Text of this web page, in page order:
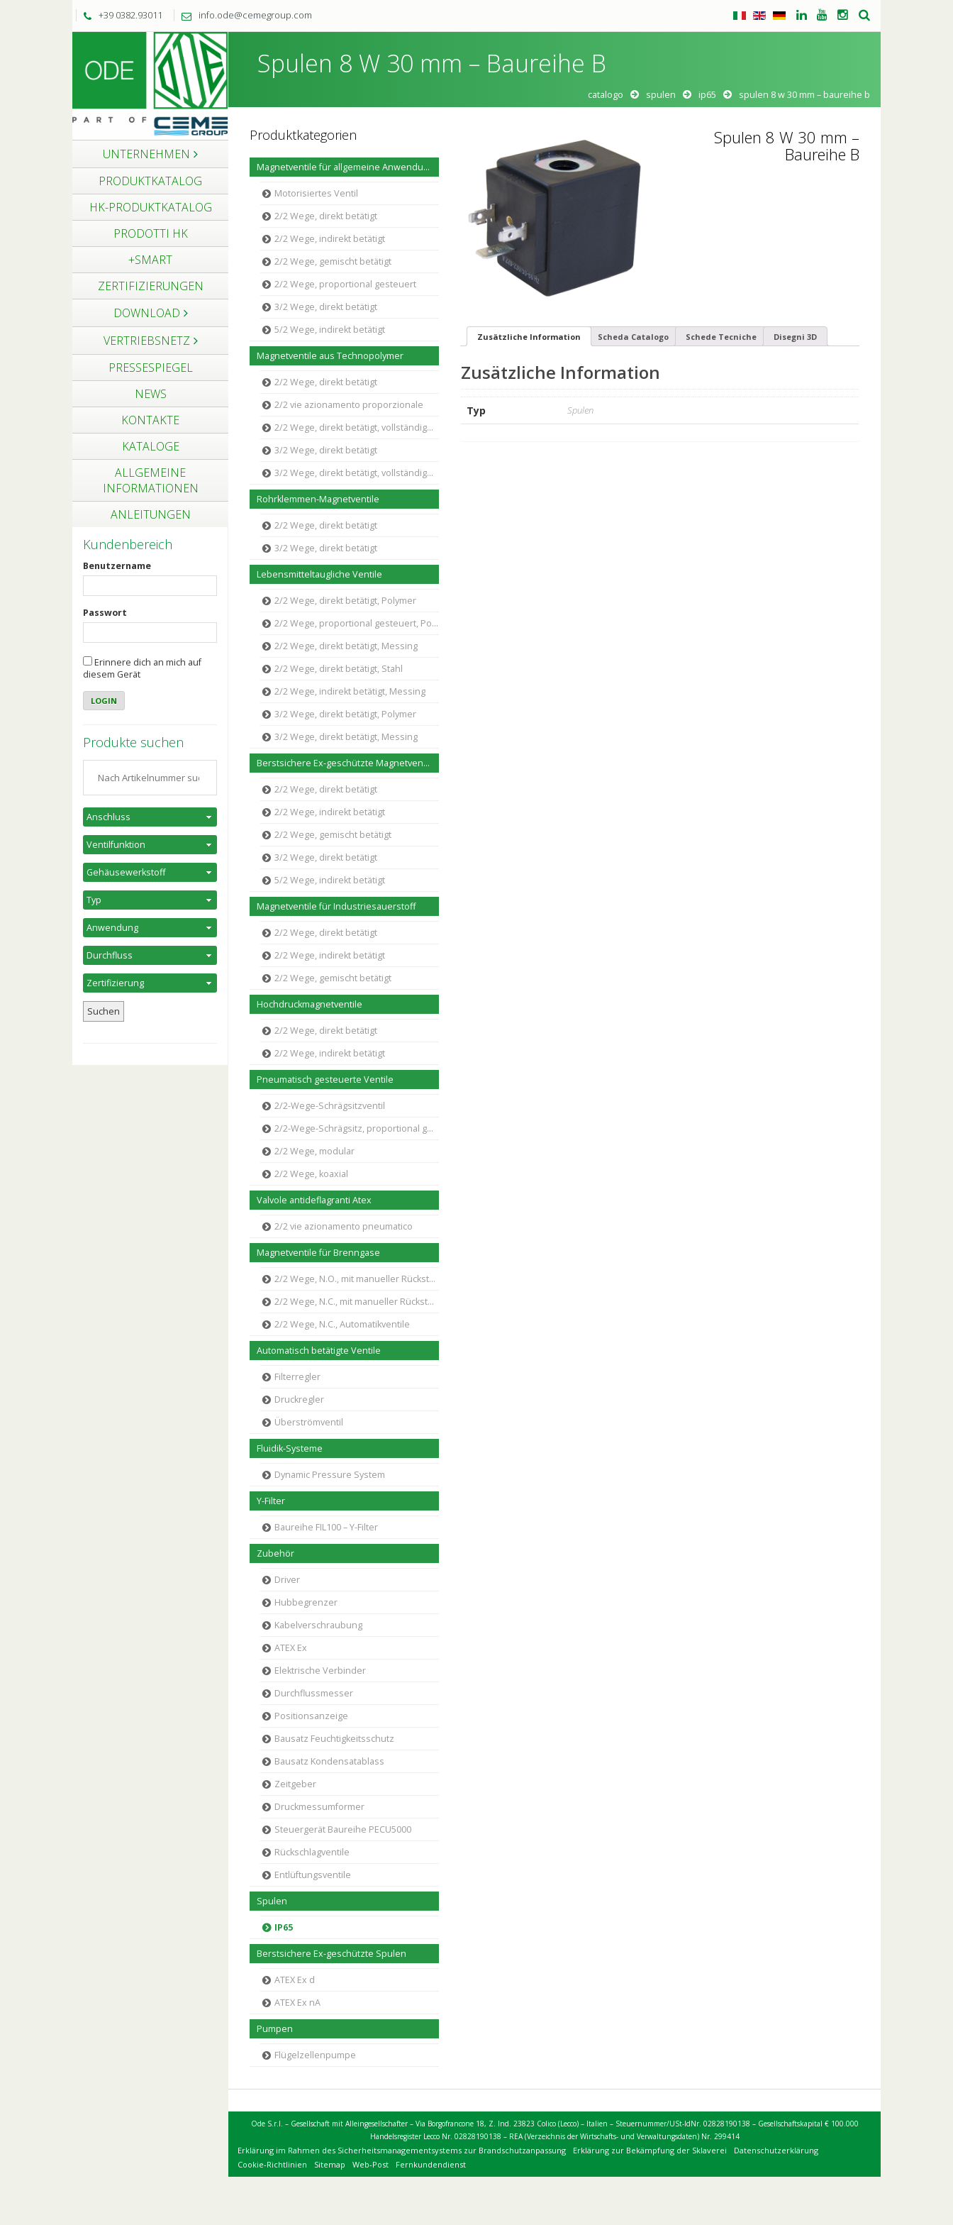
+39 0382.93011 info.ode@cemegroup.com
UNTERNEHMEN
PRODUKTKATALOG
HK-PRODUKTKATALOG
PRODOTTI HK
+SMART
ZERTIFIZIERUNGEN
DOWNLOAD
VERTRIEBSNETZ
PRESSESPIEGEL
NEWS
KONTAKTE
KATALOGE
ALLGEMEINE
INFORMATIONEN
ANLEITUNGEN
Kundenbereich
Benutzername
Passwort
Erinnere dich an mich auf
diesem Gerät
Produkte suchen
Spulen 8 W 30 mm – Baureihe B
catalogo spulen ip65 spulen 8 w 30 mm – baureihe b
Produktkategorien
Magnetventile für allgemeine Anwendungen
Motorisiertes Ventil
2/2 Wege, direkt betätigt
2/2 Wege, indirekt betätigt
2/2 Wege, gemischt betätigt
2/2 Wege, proportional gesteuert
3/2 Wege, direkt betätigt
5/2 Wege, indirekt betätigt
Magnetventile aus Technopolymer
2/2 Wege, direkt betätigt
2/2 vie azionamento proporzionale
2/2 Wege, direkt betätigt, vollständige Trennung
3/2 Wege, direkt betätigt
3/2 Wege, direkt betätigt, vollständige Trennung
Rohrklemmen-Magnetventile
2/2 Wege, direkt betätigt
3/2 Wege, direkt betätigt
Lebensmitteltaugliche Ventile
2/2 Wege, direkt betätigt, Polymer
2/2 Wege, proportional gesteuert, Polymer
2/2 Wege, direkt betätigt, Messing
2/2 Wege, direkt betätigt, Stahl
2/2 Wege, indirekt betätigt, Messing
3/2 Wege, direkt betätigt, Polymer
3/2 Wege, direkt betätigt, Messing
Berstsichere Ex-geschützte Magnetventile
2/2 Wege, direkt betätigt
2/2 Wege, indirekt betätigt
2/2 Wege, gemischt betätigt
3/2 Wege, direkt betätigt
5/2 Wege, indirekt betätigt
Magnetventile für Industriesauerstoff
2/2 Wege, direkt betätigt
2/2 Wege, indirekt betätigt
2/2 Wege, gemischt betätigt
Hochdruckmagnetventile
2/2 Wege, direkt betätigt
2/2 Wege, indirekt betätigt
Pneumatisch gesteuerte Ventile
2/2-Wege-Schrägsitzventil
2/2-Wege-Schrägsitz, proportional gesteuert
2/2 Wege, modular
2/2 Wege, koaxial
Valvole antideflagranti Atex
2/2 vie azionamento pneumatico
Magnetventile für Brenngase
2/2 Wege, N.O., mit manueller Rückstellung
2/2 Wege, N.C., mit manueller Rückstellung
2/2 Wege, N.C., Automatikventile
Automatisch betätigte Ventile
Filterregler
Druckregler
Überströmventil
Fluidik-Systeme
Dynamic Pressure System
Y-Filter
Baureihe FIL100 – Y-Filter
Zubehör
Driver
Hubbegrenzer
Kabelverschraubung
ATEX Ex
Elektrische Verbinder
Durchflussmesser
Positionsanzeige
Bausatz Feuchtigkeitsschutz
Bausatz Kondensatablass
Zeitgeber
Druckmessumformer
Steuergerät Baureihe PECU5000
Rückschlagventile
Entlüftungsventile
Spulen
IP65
Berstsichere Ex-geschützte Spulen
ATEX Ex d
ATEX Ex nA
Pumpen
Flügelzellenpumpe
Spulen 8 W 30 mm –
Baureihe B
Zusätzliche Information Scheda Catalogo Schede Tecniche Disegni 3D
Zusätzliche Information
Typ Spulen
Ode S.r.l. – Gesellschaft mit Alleingesellschafter – Via Borgofrancone 18, Z. Ind. 23823 Colico (Lecco) – Italien – Steuernummer/USt-IdNr. 02828190138 – Gesellschaftskapital € 100.000
Handelsregister Lecco Nr. 02828190138 – REA (Verzeichnis der Wirtschafts- und Verwaltungsdaten) Nr. 299414
Erklärung im Rahmen des Sicherheitsmanagementsystems zur Brandschutzanpassung Erklärung zur Bekämpfung der Sklaverei
Datenschutzerklärung
Cookie-Richtlinien
Sitemap Web-Post Fernkundendienst